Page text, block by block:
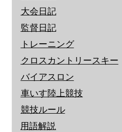
大会日記
監督日記
トレーニング
クロスカントリースキー
バイアスロン
車いす陸上競技
競技ルール
用語解説